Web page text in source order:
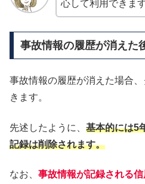
心して利用できます
事故情報の履歴が消えた
事故情報の履歴が消えた場合
きます。
先述したように、 基本的には5
記録は削除されます。
なお、 事故情報が記録される